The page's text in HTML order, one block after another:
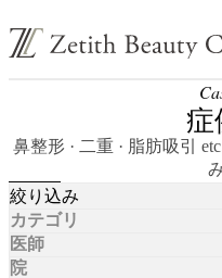
症
鼻整形 · 二重 · 脂肪吸引
絞り込み
カテゴリ
医師
院